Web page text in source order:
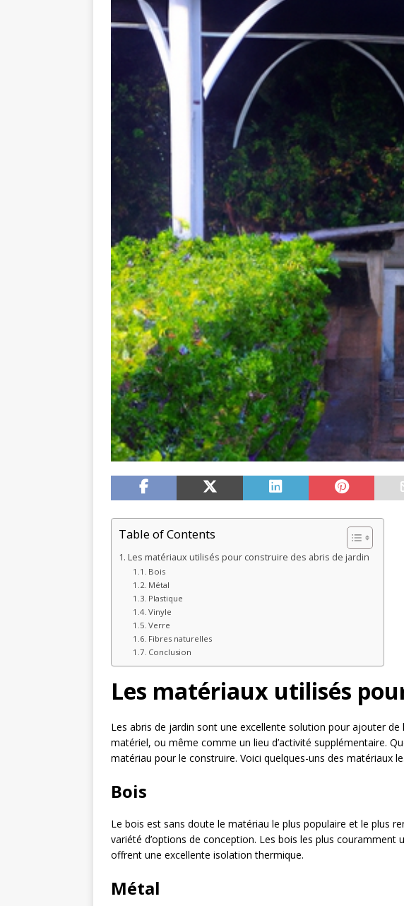
Table of Contents
Les matériaux utilisés pour construire des abris de jardin
Bois
Métal
Plastique
Vinyle
Verre
Fibres naturelles
Conclusion
Les matériaux utilisés
Les abris de jardin sont une excellente solution pour ajouter
matériel, ou même comme un lieu d’activité supplémentaire.
matériau pour le construire. Voici quelques-uns des matériaux
Bois
Le bois est sans doute le matériau le plus populaire et le plus
variété d’options de conception. Les bois les plus
offrent une excellente isolation thermique.
Métal